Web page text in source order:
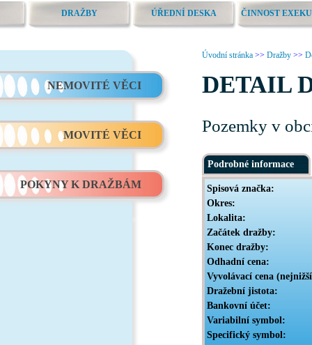
DRAŽBY ÚŘEDNÍ DESKA ČINNOST
NEMOVITÉ VĚCI
MOVITÉ VĚCI
POKYNY K DRAŽBÁM
Úvodní stránka >> Dražby >>
DETAIL
Pozemky v
Podrobné informace
Spisová značka:
Okres:
Lokalita:
Začátek dražby:
Konec dražby:
Odhadní cena:
Vyvolávací cena
Dražební jistota:
Bankovní účet:
Variabilní symbol:
Specifický symbol: